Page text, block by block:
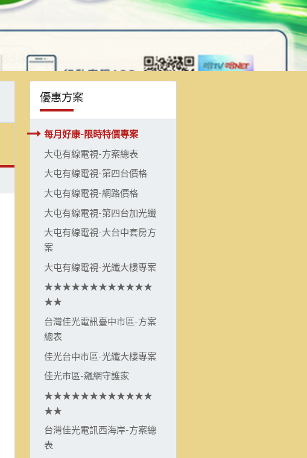
優惠方案
每月好康-限時特價專案
大屯有線電視-方案總表
大屯有線電視-第四台價格
大屯有線電視-網路價格
大屯有線電視-第四台加光纖
大屯有線電視-大台中套房方
案
大屯有線電視-光纖大樓專案
★★★★★★★★★★★★
★★
台灣佳光電訊臺中市區-方案
總表
佳光台中市區-光纖大樓專案
佳光市區-飆網守護家
★★★★★★★★★★★★
★★
台灣佳光電訊西海岸-方案總
表